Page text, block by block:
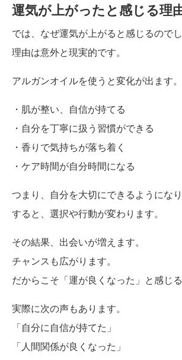
運気が上がったと感じる理
では、なぜ運気が上がると感じるのでし
理由は意外と現実的です。
アルガンオイルを使うと変化が出ます。
・肌が整い、自信が持てる
・自分を丁寧に扱う習慣ができる
・香りで気持ちが落ち着く
・ケア時間が自分時間になる
つまり、自分を大切にできるようになり
すると、選択や行動が変わります。
その結果、出会いが増えます。
チャンスも広がります。
だからこそ「運が良くなった」と感じる
実際に次の声もあります。
「自分に自信が持てた」
「人間関係が良くなった」